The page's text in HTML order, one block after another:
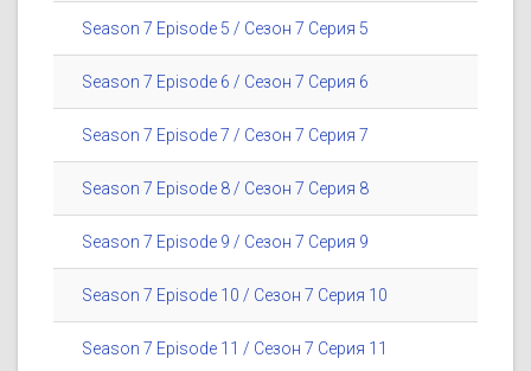
Season 7 Episode 5 / Сезон 7 Серия 5
Season 7 Episode 6 / Сезон 7 Серия 6
Season 7 Episode 7 / Сезон 7 Серия 7
Season 7 Episode 8 / Сезон 7 Серия 8
Season 7 Episode 9 / Сезон 7 Серия 9
Season 7 Episode 10 / Сезон 7 Серия 10
Season 7 Episode 11 / Сезон 7 Серия 11